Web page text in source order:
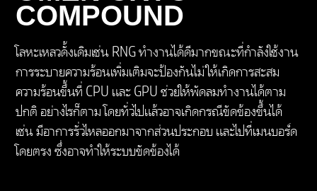
พอร์ต I/O ภายนอก
2 USB Type-C® 40Gbps signaling rate (USB
Power Delivery, DisplayPort™ 1.4, HP Sleep and
Charge)
2 USB Type-A 10Gbps signaling rate
1 RJ-45 ethernet port
1 headphone/mic combo jack
1 AC smart pin
COMPOUND
โลหะเหลวดั้งเดิมเช่น RNG ทำงานได้ดีมากขณะที่กำลังใช้งาน
การระบายความร้อนเพิ่มเติมจะป้องกันไม่ให้เกิดการสะสม
ความร้อนขึ้นที่ CPU และ GPU ช่วยให้พัดลมทำงานได้ตาม
ปกติ อย่างไรก็ตาม โดยทั่วไปแล้วอาจเกิดกรณีขัดข้องขึ้นได้
เช่น มีอาการรั่วไหลออกมาจากส่วนประกอบ และไปที่เมนบอร์ด
โดยตรง ซึ่งอาจทำให้ระบบขัดข้องได้